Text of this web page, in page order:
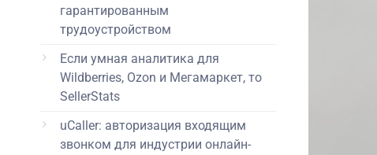
гарантированным
трудоустройством
Если умная аналитика для
Wildberries, Ozon и Мегамаркет, то
SellerStats
uCaller: авторизация входящим
звонком для индустрии онлайн-